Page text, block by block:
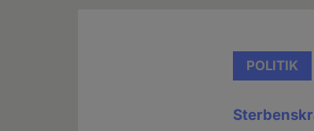
POLITIK